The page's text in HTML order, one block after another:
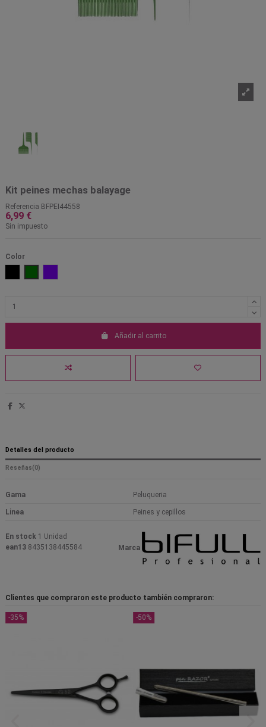
Kit peines mechas balayage
Referencia BFPEI44558
6,99 €
Sin impuesto
Color
Añadir al carrito
Detalles del producto
Reseñas(0)
Gama Peluqueria
Linea Peines y cepillos
Marca
En stock 1 Unidad
ean13 8435138445584
Clientes que compraron este producto también compraron:
-35% -50%